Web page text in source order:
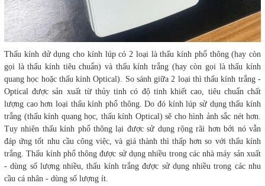
Thấu kính dử dụng cho kính lúp có 2 loại là thấu kính phổ thông (hay còn
gọi là thấu kính tiêu chuẩn) và thấu kính trắng (hay còn gọi là thấu kính
quang học hoặc thấu kính Optical). So sánh giữa 2 loại thì thấu kính trắng -
Optical được sản xuất từ thủy tinh có độ tinh khiết cao, tiêu chuẩn chất
lượng cao hơn loại thấu kính phổ thông. Do đó kính lúp sử dụng thấu kính
trắng (thấu kính quang học, thấu kính Optical) sẽ cho hình ảnh sắc nét hơn.
Tuy nhiên thấu kính phổ thông lại được sử dụng rộng rãi hơn bởi nó vẫn
đáp ứng tốt nhu cầu công việc, và giá thành thì thấp hơn so với thấu kính
trắng. Thấu kính phổ thông được sử dụng nhiều trong các nhà máy sản xuất
- dùng số lượng nhiều, thấu kính trắng được sử dụng nhiều trong các nhu
cầu cá nhân - dùng số lượng ít.